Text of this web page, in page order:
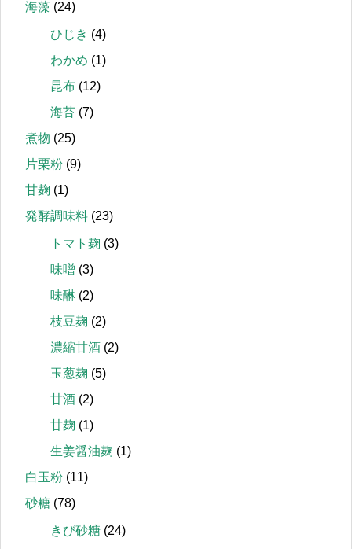
海藻 (24)
ひじき (4)
わかめ (1)
昆布 (12)
海苔 (7)
煮物 (25)
片栗粉 (9)
甘麹 (1)
発酵調味料 (23)
トマト麹 (3)
味噌 (3)
味醂 (2)
枝豆麹 (2)
濃縮甘酒 (2)
玉葱麹 (5)
甘酒 (2)
甘麹 (1)
生姜醤油麹 (1)
白玉粉 (11)
砂糖 (78)
きび砂糖 (24)